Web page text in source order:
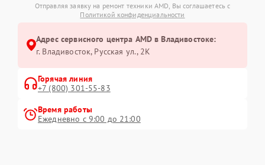
Отправляя заявку на ремонт техники AMD, Вы соглашаетесь с
Политикой конфиденциальности
Адрес сервисного центра AMD в Владивостоке:
г. Владивосток, Русская ул., 2К
Горячая линия
+7 (800) 301-55-83
Время работы
Ежедневно с 9:00 до 21:00